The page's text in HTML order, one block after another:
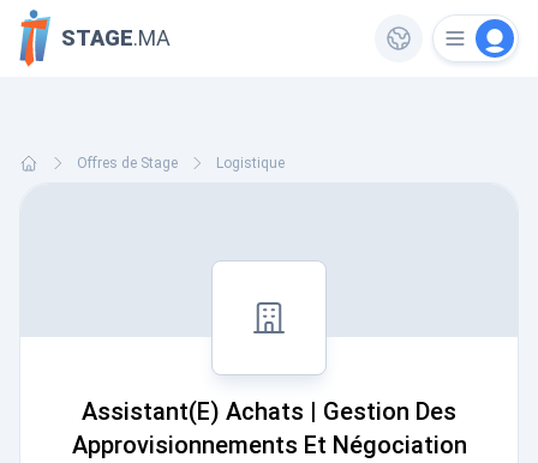
STAGE.MA
Offres de Stage Logistique
Assistant(e) Achats | Gestion Des
Approvisionnements Et Négociation